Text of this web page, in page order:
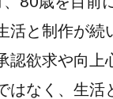
活と制作が続
認欲求や向上
はなく、生活